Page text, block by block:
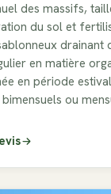
des massifs,
du sol et
drainant
en matière
en période
ou